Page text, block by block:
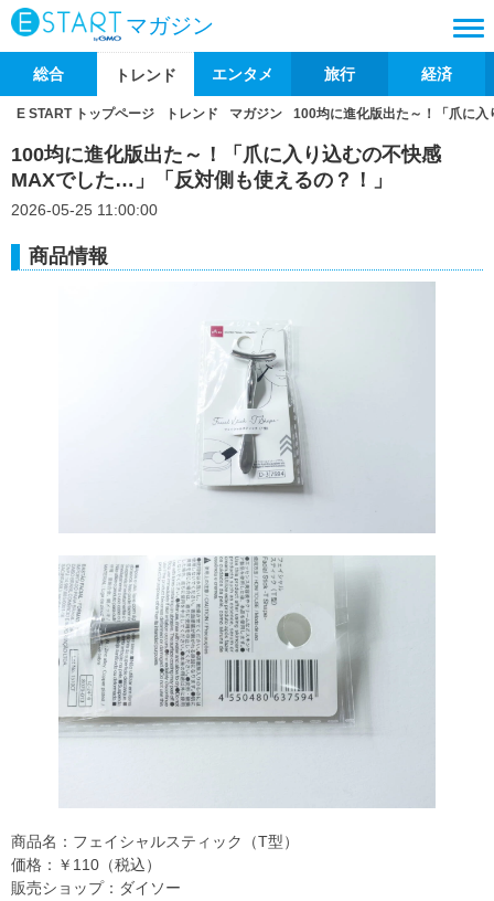
マガジン
総合 トレンド エンタメ 旅行 経済
E START トップページ トレンド マガジン 100均に進化版出た～！「爪に
100均に進化版出た～！「爪に入り込むの不快感
MAXでした…」「反対側も使えるの？！」
2026-05-25 11:00:00
商品情報
商品名：フェイシャルスティック（T型）
価格：￥110（税込）
販売ショップ：ダイソー